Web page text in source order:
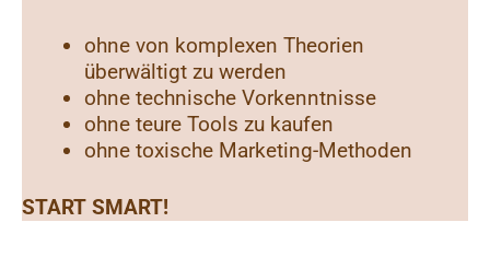
ohne von komplexen Theorien
überwältigt zu werden
ohne technische Vorkenntnisse
ohne teure Tools zu kaufen
ohne toxische Marketing-Methoden
START SMART!